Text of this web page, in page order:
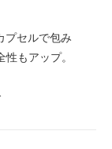
プセルで包み
もアップ。